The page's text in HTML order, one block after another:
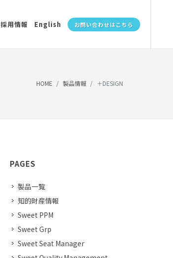
採用情報 English お問い合わせはこちら
HOME 製品情報 ＋DESIGN
PAGES
製品一覧
知的財産情報
Sweet PPM
Sweet Grp
Sweet Seat Manager